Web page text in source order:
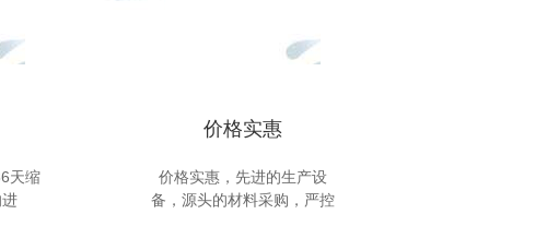
天缩
价格实惠
价格实惠，先进的生产设
备，源头的材料采购，严控